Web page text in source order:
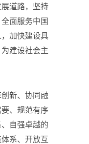
道路，坚持
面服务中国
加快建设具
建设社会主
新、协同融
、规范有序
自强卓越的
系、开放互